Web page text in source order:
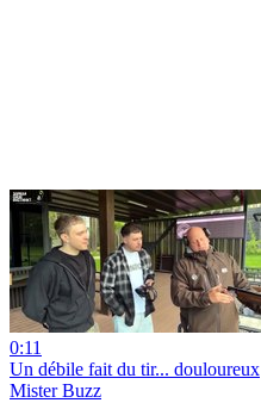
0:11
Un débile fait du tir... douloureux
Mister Buzz